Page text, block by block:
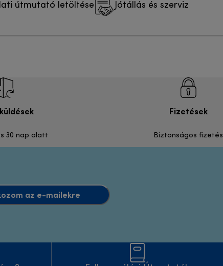
útmutató letöltése Jótállás és szerviz
30 nap alatt
Fizetések
Biztonságos fizetés
az e-mailekre